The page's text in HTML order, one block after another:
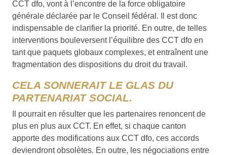
CCT dfo, vont à l’encontre de la force obligatoire
générale déclarée par le Conseil fédéral. Il est donc
indispensable de clarifier la priorité. En outre, de telles
interventions bouleversent l’équilibre des CCT dfo en
tant que paquets globaux complexes, et entraînent une
fragmentation des dispositions du droit du travail.
CELA SONNERAIT LE GLAS DU
PARTENARIAT SOCIAL.
Il pourrait en résulter que les partenaires renoncent de
plus en plus aux CCT. En effet, si chaque canton
apporte des modifications aux CCT dfo, ces accords
deviendront obsolètes. En outre, les négociations entre